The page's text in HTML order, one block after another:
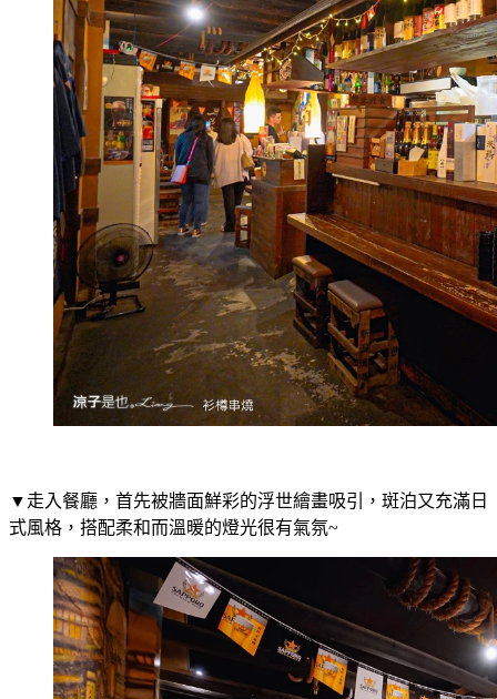
▼走入餐廳，首先被牆面鮮彩的浮世繪畫吸引，斑泊又充滿日
式風格，搭配柔和而溫暖的燈光很有氣氛~